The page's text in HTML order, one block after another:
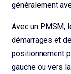
généralement
Avec un PMSM,
démarrages et
positionnement
gauche ou vers